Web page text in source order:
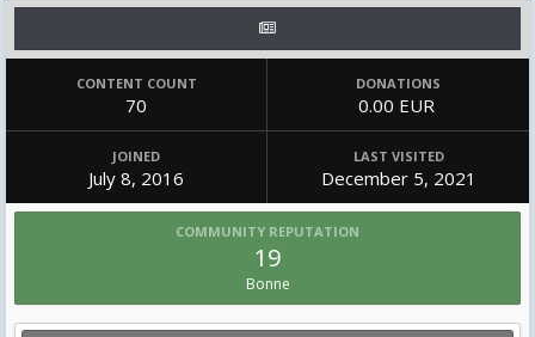
CONTENT COUNT
70
DONATIONS
0.00 EUR
JOINED
July 8, 2016
LAST VISITED
December 5, 2021
COMMUNITY REPUTATION
19
Bonne